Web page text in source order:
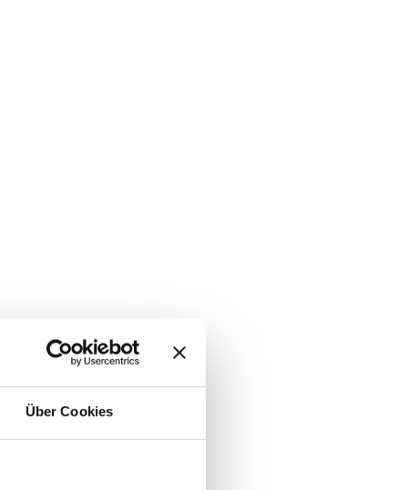
Über Cookies